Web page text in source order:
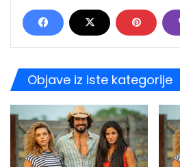
Objave iz iste kategorije